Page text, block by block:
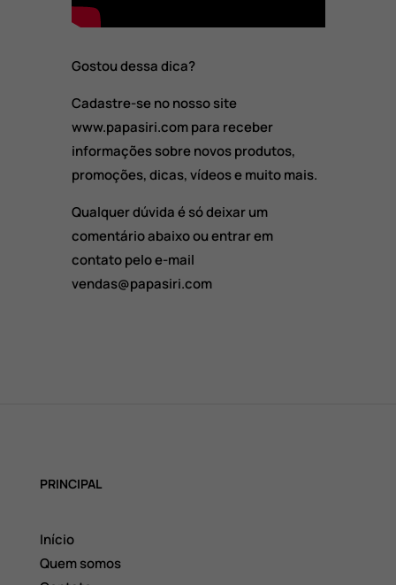
Gostou dessa dica?
Cadastre-se no nosso site
www.papasiri.com para receber
informações sobre novos produtos,
promoções, dicas, vídeos e muito mais.
Qualquer dúvida é só deixar um
comentário abaixo ou entrar em
contato pelo e-mail
vendas@papasiri.com
PRINCIPAL
Início
Quem somos